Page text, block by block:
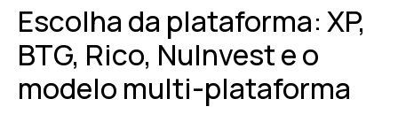
Escolha da plataforma: XP,
BTG, Rico, NuInvest e o
modelo multi-plataforma